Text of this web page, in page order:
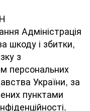
Адміністрація
шкоду і збитки,
з
персональних
України, за
пунктами